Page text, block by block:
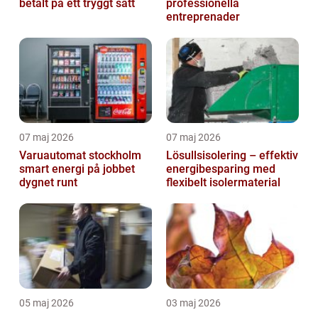
betalt på ett tryggt sätt
professionella
entreprenader
07 maj 2026
Varuautomat stockholm
smart energi på jobbet
dygnet runt
07 maj 2026
Lösullsisolering – effektiv
energibesparing med
flexibelt isolermaterial
05 maj 2026 03 maj 2026